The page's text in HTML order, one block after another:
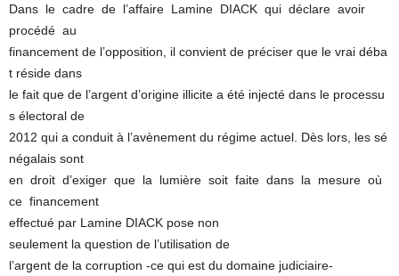
Dans le cadre de l’affaire Lamine DIACK qui déclare avoir
procédé au
financement de l’opposition, il convient de préciser que le vrai déba
t réside dans
le fait que de l’argent d’origine illicite a été injecté dans le processu
s électoral de
2012 qui a conduit à l’avènement du régime actuel. Dès lors, les sé
négalais sont
en droit d’exiger que la lumière soit faite dans la mesure où
ce financement
effectué par Lamine DIACK pose non
seulement la question de l’utilisation de
l’argent de la corruption ‐ce qui est du domaine judiciaire‐